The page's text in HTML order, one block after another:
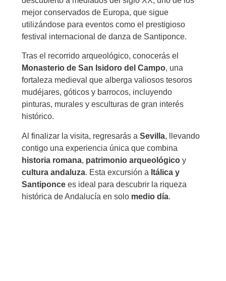
mejor conservados de Europa, que sigue
utilizándose para eventos como el prestigioso
festival internacional de danza de Santiponce.
Tras el recorrido arqueológico, conocerás el
Monasterio de San Isidoro del Campo, una
fortaleza medieval que alberga valiosos tesoros
mudéjares, góticos y barrocos, incluyendo
pinturas, murales y esculturas de gran interés
histórico.
Al finalizar la visita, regresarás a Sevilla, llevando
contigo una experiencia única que combina
historia romana, patrimonio arqueológicoy
cultura andaluza. Esta excursión a Itálica y
Santiponcees ideal para descubrir la riqueza
histórica de Andalucía en solo medio día.